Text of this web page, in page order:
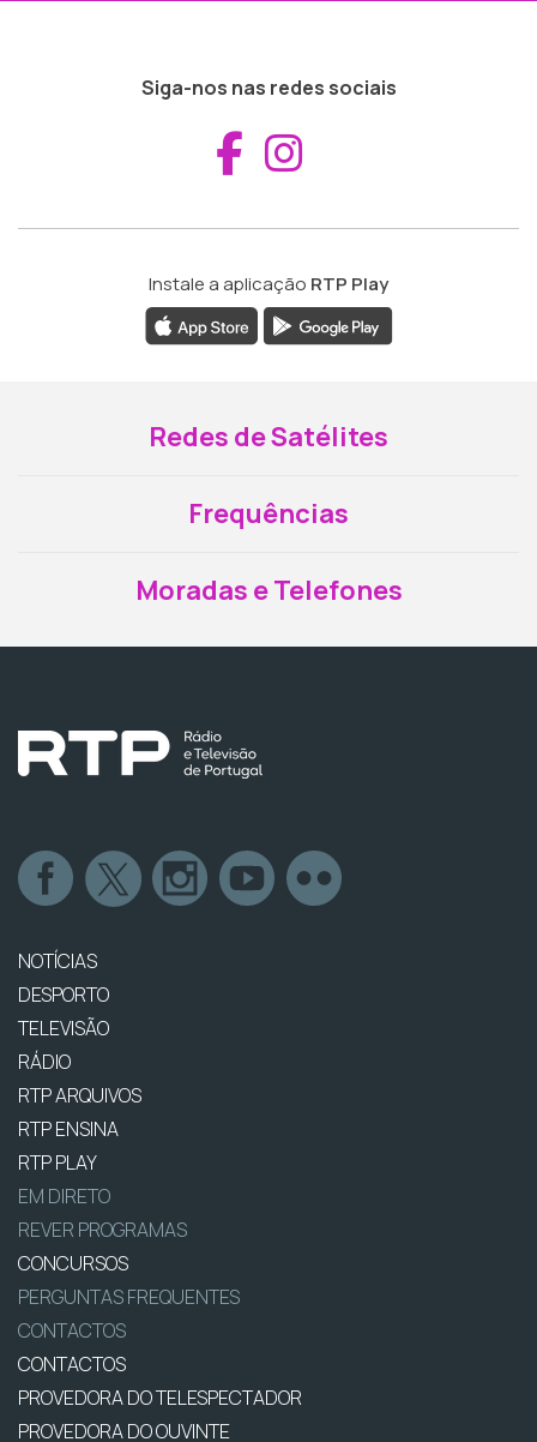
Siga-nos nas redes sociais
Aceder ao
Instale a aplicação RTP Play
Redes de Satélites
Frequências
Moradas e Telefones
NOTÍCIAS
DESPORTO
TELEVISÃO
RÁDIO
RTP ARQUIVOS
RTP ENSINA
RTP PLAY
EM DIRETO
REVER PROGRAMAS
CONCURSOS
PERGUNTAS FREQUENTES
CONTACTOS
CONTACTOS
PROVEDORA DO TELESPECTADOR
PROVEDORA DO OUVINTE